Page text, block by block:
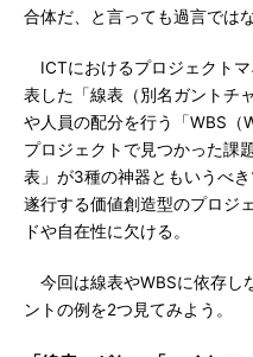
合体だ、と言っても過言ではな
ICTにおけるプロジェクト
表した「線表（別名ガントチ
や人員の配分を行う「WBS（
プロジェクトで見つかった課
表」が3種の神器ともいうべ
遂行する価値創造型のプロジ
ドや自在性に欠ける。
今回は線表やWBSに依存し
ントの例を2つ見てみよう。